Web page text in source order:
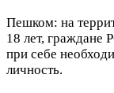
Пешком: на
18 лет, граждане
при себе
личность.